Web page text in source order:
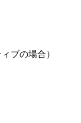
ブの場合）